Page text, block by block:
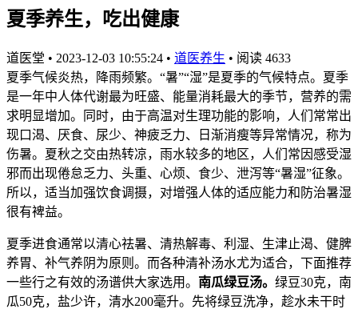
夏季养生，吃出健康
道医堂 • 2023-12-03 10:55:24 • 道医养生 • 阅读 4633
夏季气候炎热，降雨频繁。“暑”“湿”是夏季的气候特点。夏季
是一年中人体代谢最为旺盛、能量消耗最大的季节，营养的需
求明显增加。同时，由于高温对生理功能的影响，人们常常出
现口渴、厌食、尿少、神疲乏力、日渐消瘦等异常情况，称为
伤暑。夏秋之交由热转凉，雨水较多的地区，人们常因感受湿
邪而出现倦怠乏力、头重、心烦、食少、泄泻等“暑湿”征象。
所以，适当加强饮食调摄，对增强人体的适应能力和防治暑湿
很有裨益。
夏季进食通常以清心祛暑、清热解毒、利湿、生津止渴、健脾
养胃、补气养阴为原则。而各种清补汤水尤为适合，下面推荐
一些行之有效的汤谱供大家选用。 南瓜绿豆汤。 绿豆30克，南
瓜50克，盐少许，清水200毫升。先将绿豆洗净，趁水未干时